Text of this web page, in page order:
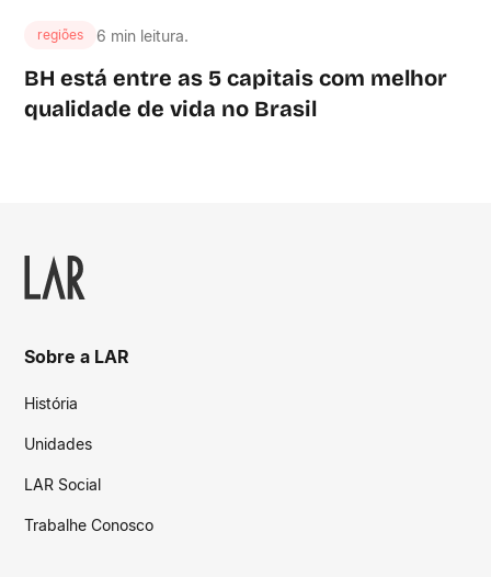
regiões 6 min leitura.
BH está entre as 5 capitais com melhor
qualidade de vida no Brasil
Sobre a LAR
História
Unidades
LAR Social
Trabalhe Conosco